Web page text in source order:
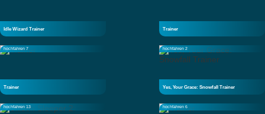
Idle Wizard Trainer Trainer
hochfahren 7
Trainer
hochfahren 2
Yes, Your Grace: Snowfall Trainer
hochfahren 13 hochfahren 6